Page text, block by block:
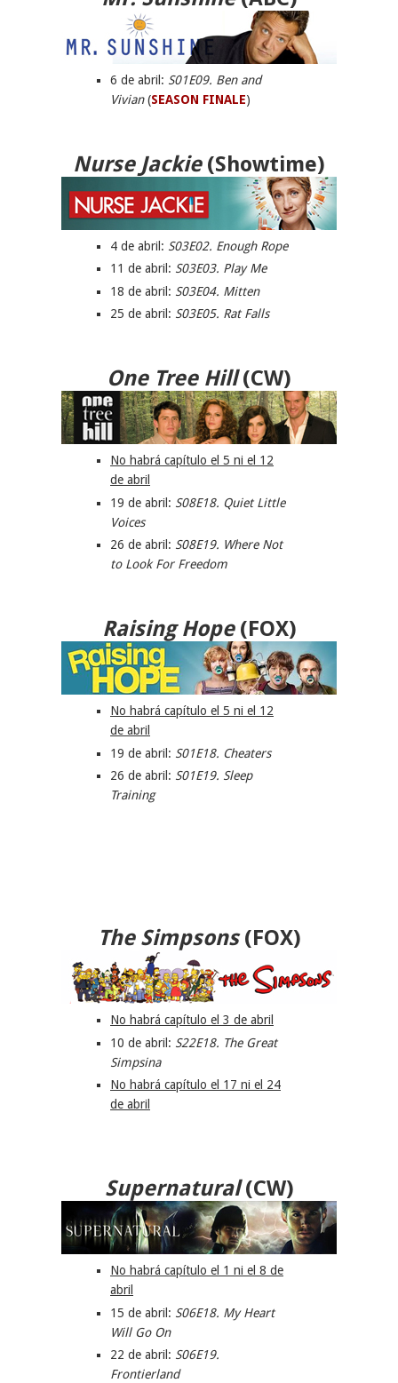
6 de abril: S01E09. Ben and
Vivian(SEASON FINALE)
Nurse Jackie (Showtime)
4 de abril: S03E02. Enough Rope
11 de abril: S03E03. Play Me
18 de abril: S03E04. Mitten
25 de abril: S03E05. Rat Falls
One Tree Hill(CW)
No habrá capítulo el 5 ni el 12
de abril
19 de abril: S08E18. Quiet Little
Voices
26 de abril: S08E19. Where Not
to Look For Freedom
Raising Hope(FOX)
No habrá capítulo el 5 ni el 12
de abril
19 de abril: S01E18. Cheaters
26 de abril: S01E19. Sleep
Training
The Simpsons(FOX)
No habrá capítulo el 3 de abril
10 de abril: S22E18. The Great
Simpsina
No habrá capítulo el 17 ni el 24
de abril
Supernatural(CW)
No habrá capítulo el 1 ni el 8 de
abril
15 de abril: S06E18. My Heart
Will Go On
22 de abril: S06E19.
Frontierland